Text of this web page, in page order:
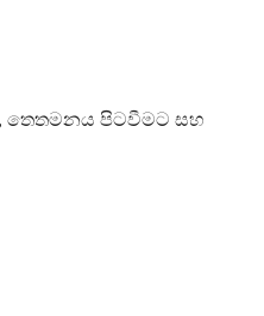
තෙතමනය පිටවීමට සහ